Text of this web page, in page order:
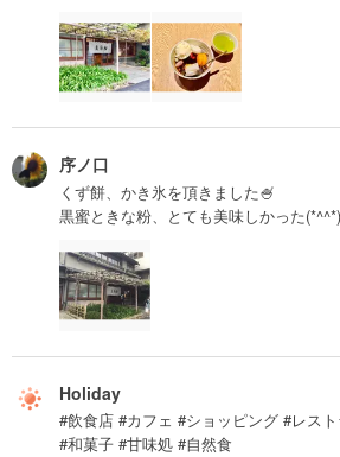
序ノ口
くず餅、かき氷を頂きました🍧
黒蜜ときな粉、とても美味しかった(*^^*)
Holiday
#飲食店 #カフェ #ショッピング #レス
#和菓子 #甘味処 #自然食